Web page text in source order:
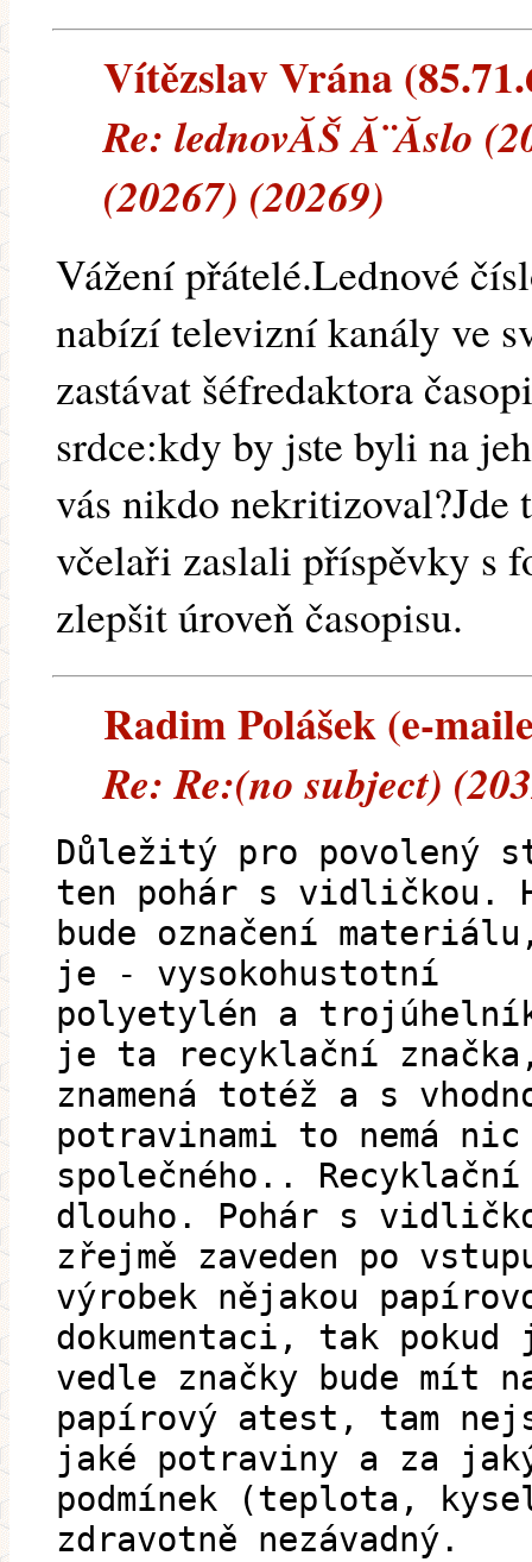
Vítězslav Vrána
Re: lednovĂŠ Ă¨Ă­slo
(20267) (20269)
Vážení přátelé.Lednové
nabízí televizní kanály ve
zastávat šéfredaktora
srdce:kdy by jste byli na
vás nikdo nekritizoval?Jde
včelaři zaslali příspěvky s
zlepšit úroveň časopisu.
Radim Polášek (e-
Re: Re:(no subject)
Důležitý pro povolený
ten pohár s vidličkou.
bude označení
je - vysokohustotní
polyetylén a
je ta recyklační
znamená totéž a s
potravinami to nemá nic
společného..
dlouho. Pohár s
zřejmě zaveden po
výrobek nějakou
dokumentaci, tak
vedle značky bude mít
papírový atest, tam
jaké potraviny a za
podmínek (teplota,
zdravotně nezávadný.